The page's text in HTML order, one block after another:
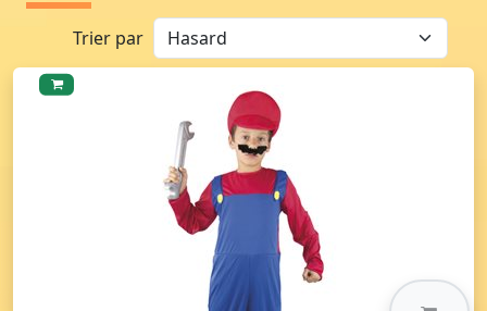
Trier par